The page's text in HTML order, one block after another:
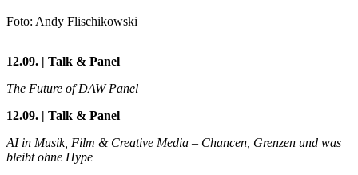
Foto: Andy Flischikowski
12.09. | Talk & Panel
The Future of DAW Panel
12.09. | Talk & Panel
AI in Musik, Film & Creative Media – Chancen, Grenzen und was
bleibt ohne Hype